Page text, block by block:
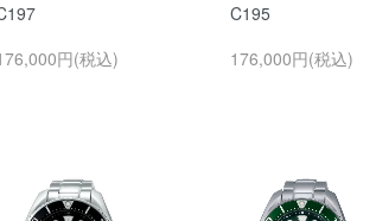
円(税込)
C195
176,000円(税込)